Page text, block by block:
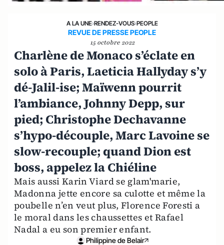
A LA UNE›RENDEZ-VOUS›PEOPLE
REVUE DE PRESSE PEOPLE
15 octobre 2022
Charlène de Monaco s’éclate en
solo à Paris, Laeticia Hallyday s’y
dé-Jalil-ise; Maïwenn pourrit
l’ambiance, Johnny Depp, sur
pied; Christophe Dechavanne
s’hypo-découple, Marc Lavoine se
slow-recouple; quand Dion est
boss, appelez la Chiéline
Mais aussi Karin Viard se glam'marie,
Madonna jette encore sa culotte et même la
poubelle n’en veut plus, Florence Foresti a
le moral dans les chaussettes et Rafael
Nadal a eu son premier enfant.
Philippine de Belair